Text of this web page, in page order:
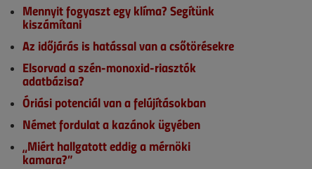
Mennyit fogyaszt egy klíma? Segítünk
kiszámítani
Az időjárás is hatással van a csőtörésekre
Elsorvad a szén-monoxid-riasztók
adatbázisa?
Óriási potenciál van a felújításokban
Német fordulat a kazánok ügyében
„Miért hallgatott eddig a mérnöki
kamara?”